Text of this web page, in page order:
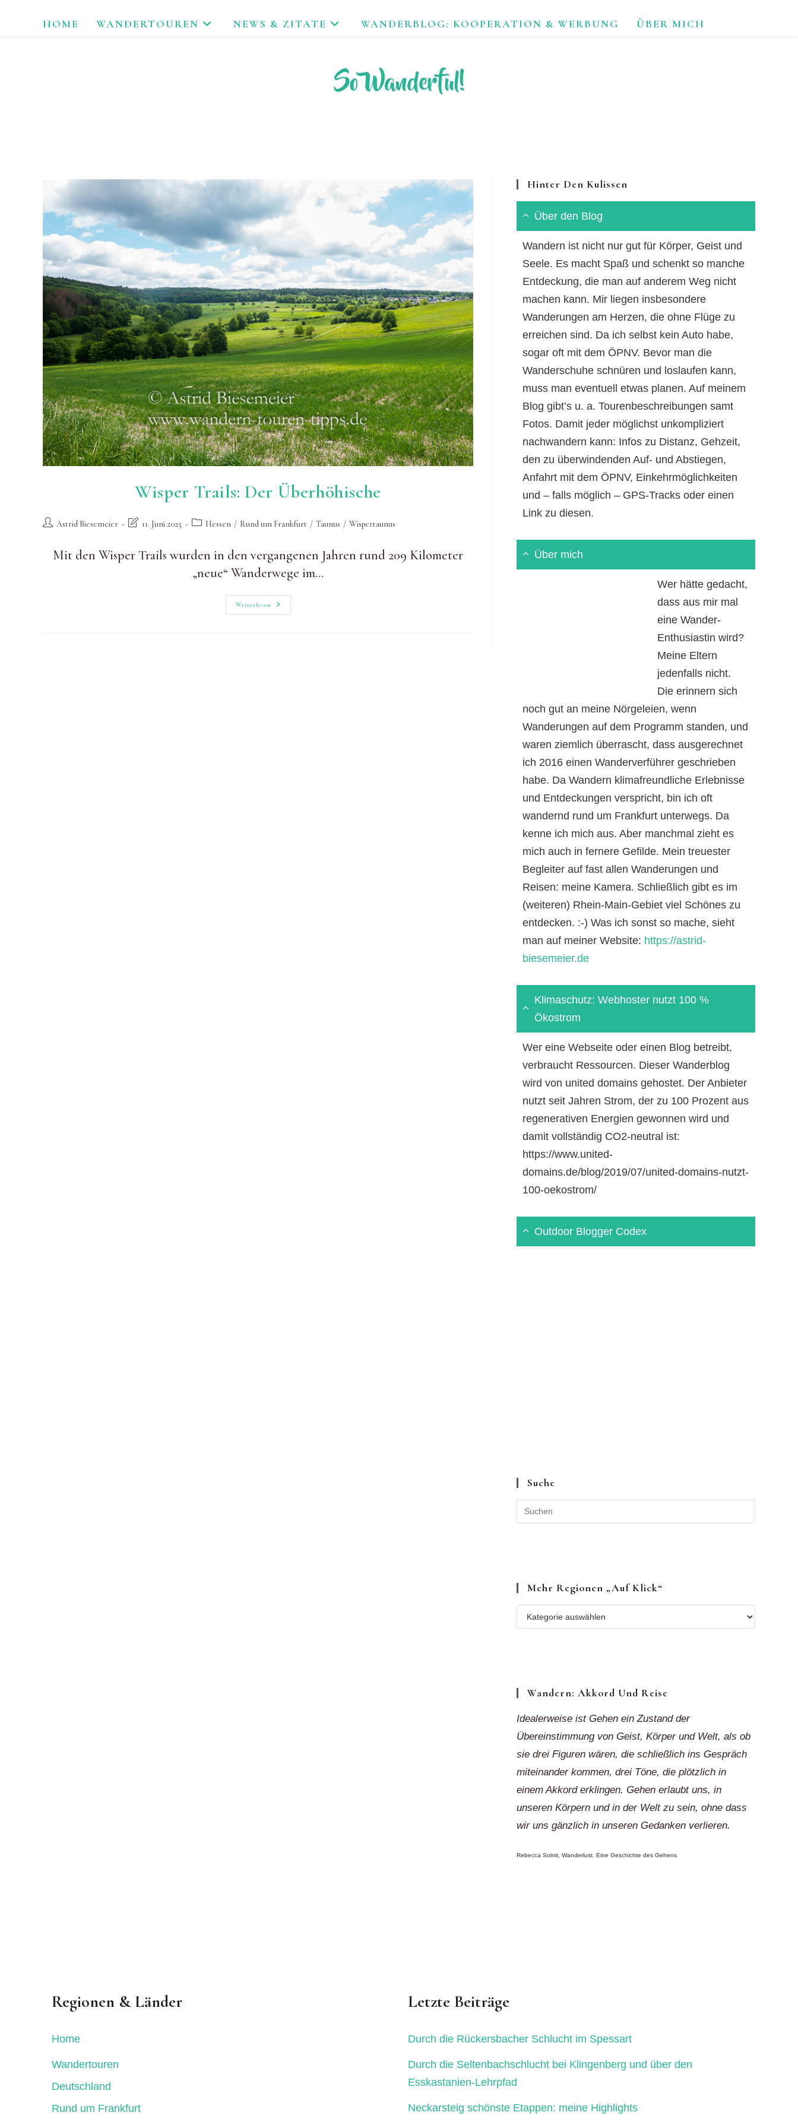
HOME WANDERTOUREN NEWS & ZITATE WANDERBLOG: KOOPERATION & WERBUNG ÜBER MICH
Wisper Trails: Der Überhöhische
Beitrags-Astrid Biesemeier
Beitrag
am:
11. Juni 2025
Beitrags-
Hessen / Rund um Frankfurt / Taunus / Wispertaunus
Mit den Wisper Trails wurden in den vergangenen Jahren rund 209 Kilometer
„neue“ Wanderwege im…
Weiterlesen
Wisper
Trails:
Hinter Den Kulissen
Über den Blog
Wandern ist nicht nur gut für Körper, Geist und
Seele. Es macht Spaß und schenkt so manche
Entdeckung, die man auf anderem Weg nicht
machen kann. Mir liegen insbesondere
Wanderungen am Herzen, die ohne Flüge zu
erreichen sind. Da ich selbst kein Auto habe,
sogar oft mit dem ÖPNV. Bevor man die
Wanderschuhe schnüren und loslaufen kann,
muss man eventuell etwas planen. Auf meinem
Blog gibt’s u. a. Tourenbeschreibungen samt
Fotos. Damit jeder möglichst unkompliziert
nachwandern kann: Infos zu Distanz, Gehzeit,
den zu überwindenden Auf- und Abstiegen,
Anfahrt mit dem ÖPNV, Einkehrmöglichkeiten
und – falls möglich – GPS-Tracks oder einen
Link zu diesen.
Über mich
Wer hätte gedacht,
dass aus mir mal
eine Wander-
Enthusiastin wird?
Meine Eltern
jedenfalls nicht.
Die erinnern sich
noch gut an meine Nörgeleien, wenn
Wanderungen auf dem Programm standen, und
waren ziemlich überrascht, dass ausgerechnet
ich 2016 einen Wanderverführer geschrieben
habe. Da Wandern klimafreundliche Erlebnisse
und Entdeckungen verspricht, bin ich oft
wandernd rund um Frankfurt unterwegs. Da
kenne ich mich aus. Aber manchmal zieht es
mich auch in fernere Gefilde. Mein treuester
Begleiter auf fast allen Wanderungen und
Reisen: meine Kamera. Schließlich gibt es im
(weiteren) Rhein-Main-Gebiet viel Schönes zu
entdecken. :-) Was ich sonst so mache, sieht
man auf meiner Website: https://astrid-
biesemeier.de
Klimaschutz: Webhoster nutzt 100 %
Ökostrom
Wer eine Webseite oder einen Blog betreibt,
verbraucht Ressourcen. Dieser Wanderblog
wird von united domains gehostet. Der Anbieter
nutzt seit Jahren Strom, der zu 100 Prozent aus
regenerativen Energien gewonnen wird und
damit vollständig CO2-neutral ist:
https://www.united-
domains.de/blog/2019/07/united-domains-nutzt-
100-oekostrom/
Outdoor Blogger Codex
Suche
Mehr Regionen „auf Klick“
Mehr
Regionen
Wandern: Akkord Und Reise
Idealerweise ist Gehen ein Zustand der
Übereinstimmung von Geist, Körper und Welt, als ob
sie drei Figuren wären, die schließlich ins Gespräch
miteinander kommen, drei Töne, die plötzlich in
einem Akkord erklingen. Gehen erlaubt uns, in
unseren Körpern und in der Welt zu sein, ohne dass
wir uns gänzlich in unseren Gedanken verlieren.
Rebecca Solnit, Wanderlust. Eine Geschichte des Gehens
Regionen & Länder
Home
Wandertouren
Deutschland
Rund um Frankfurt
Letzte Beiträge
Durch die Rückersbacher Schlucht im Spessart
Durch die Seltenbachschlucht bei Klingenberg und über den
Esskastanien-Lehrpfad
Neckarsteig schönste Etappen: meine Highlights